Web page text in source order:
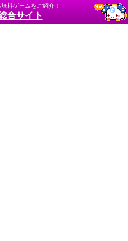
料ゲームをご紹介！
合サイト